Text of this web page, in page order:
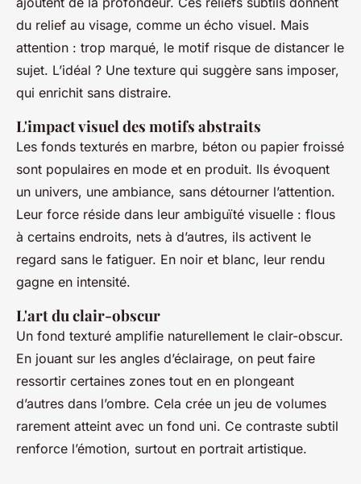
du relief au visage, comme un écho visuel. Mais
attention : trop marqué, le motif risque de distancer le
sujet. L’idéal ? Une texture qui suggère sans imposer,
qui enrichit sans distraire.
L'impact visuel des motifs abstraits
Les fonds texturés en marbre, béton ou papier froissé
sont populaires en mode et en produit. Ils évoquent
un univers, une ambiance, sans détourner l’attention.
Leur force réside dans leur ambiguïté visuelle : flous
à certains endroits, nets à d’autres, ils activent le
regard sans le fatiguer. En noir et blanc, leur rendu
gagne en intensité.
L'art du clair-obscur
Un fond texturé amplifie naturellement le clair-obscur.
En jouant sur les angles d’éclairage, on peut faire
ressortir certaines zones tout en en plongeant
d’autres dans l’ombre. Cela crée un jeu de volumes
rarement atteint avec un fond uni. Ce contraste subtil
renforce l’émotion, surtout en portrait artistique.